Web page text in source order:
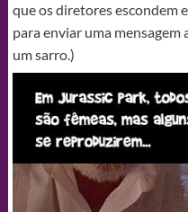
que os diretores escondem
para enviar uma
um sarro.)